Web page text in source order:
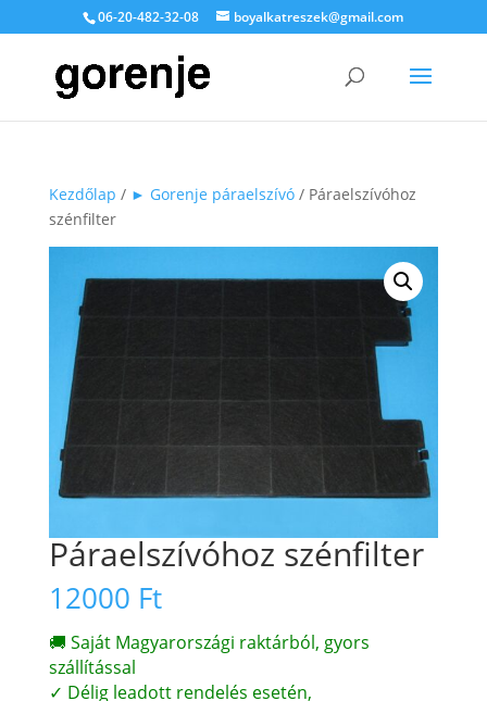
06-20-482-32-08 boyalkatreszek@gmail.com
Kezdőlap / ► Gorenje páraelszívó/ Páraelszívóhoz
szénfilter
Páraelszívóhoz szénfilter
12000 Ft
🚚 Saját Magyarországi raktárból, gyors
szállítással
✓ Délig leadott rendelés esetén,